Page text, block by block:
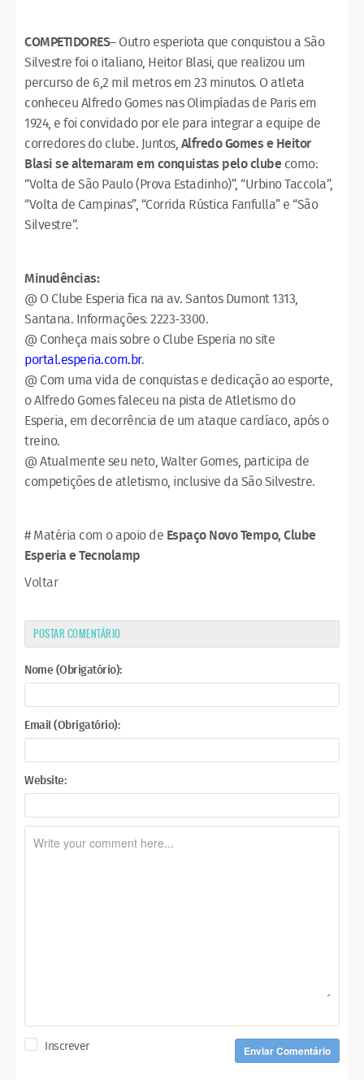
COMPETIDORES– Outro esperiota que conquistou a São
Silvestre foi o italiano, Heitor Blasi, que realizou um
percurso de 6,2 mil metros em 23 minutos. O atleta
conheceu Alfredo Gomes nas Olimpíadas de Paris em
1924, e foi convidado por ele para integrar a equipe de
corredores do clube. Juntos,Alfredo Gomes e Heitor
Blasi se alternaram em conquistas pelo clubecomo:
“Volta de São Paulo (Prova Estadinho)”, “Urbino Taccola”,
“Volta de Campinas”, “Corrida Rústica Fanfulla” e “São
Silvestre”.
Minudências:
@ O Clube Esperia fica na av. Santos Dumont 1313,
Santana. Informações: 2223-3300.
@ Conheça mais sobre o Clube Esperia no site
portal.esperia.com.br.
@ Com uma vida de conquistas e dedicação ao esporte,
o Alfredo Gomes faleceu na pista de Atletismo do
Esperia, em decorrência de um ataque cardíaco, após o
treino.
@ Atualmente seu neto, Walter Gomes, participa de
competições de atletismo, inclusive da São Silvestre.
# Matéria com o apoio de Espaço Novo Tempo, Clube
Esperia e Tecnolamp
Voltar
POSTAR COMENTÁRIO
Nome (Obrigatório):
Email (Obrigatório):
Website:
Inscrever Enviar Comentário